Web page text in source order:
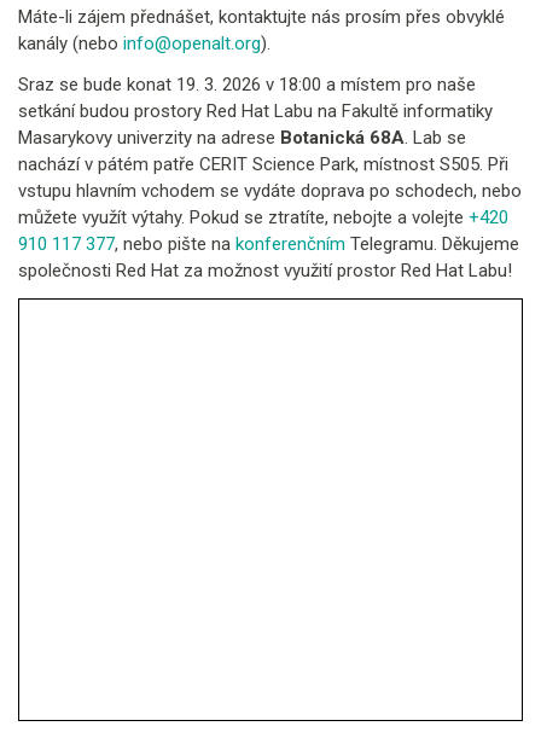
Máte-li zájem přednášet, kontaktujte nás prosím přes obvyklé
kanály (nebo info@openalt.org).
Sraz se bude konat 19. 3. 2026 v 18:00 a místem pro naše
setkání budou prostory Red Hat Labu na Fakultě informatiky
Masarykovy univerzity na adrese Botanická 68A. Lab se
nachází v pátém patře CERIT Science Park, místnost S505. Při
vstupu hlavním vchodem se vydáte doprava po schodech, nebo
můžete využít výtahy. Pokud se ztratíte, nebojte a volejte +420
910 117 377, nebo pište na konferenčním Telegramu. Děkujeme
společnosti Red Hat za možnost využití prostor Red Hat Labu!